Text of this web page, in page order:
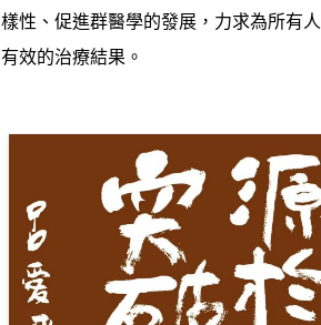
樣性、促進群醫學的發展，力求為所有
有效的治療結果。